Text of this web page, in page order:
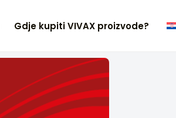
Gdje kupiti VIVAX proizvode?